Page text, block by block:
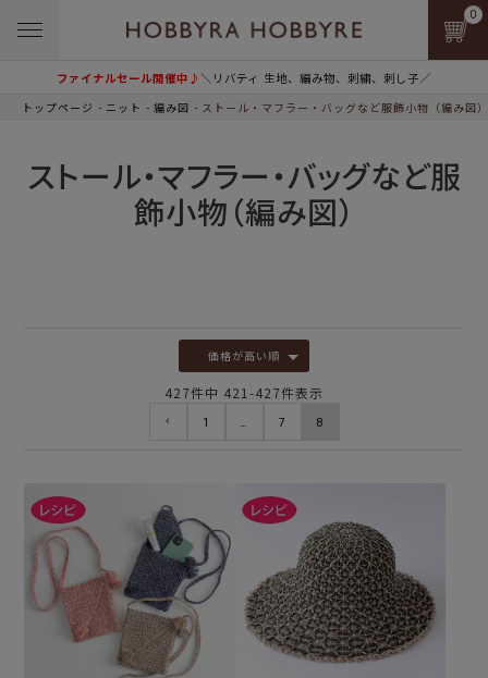
ファイナルセール開催中♪＼リバティ 生地、編み物、刺繍、刺し子／
0
トップページ ニット 編み図 ストール・マフラー・バッグなど服飾小物（編み図）
ストール・マフラー・バッグなど服
飾小物（編み図）
価格が高い順
427件中 421 -427件表示
1 7 8